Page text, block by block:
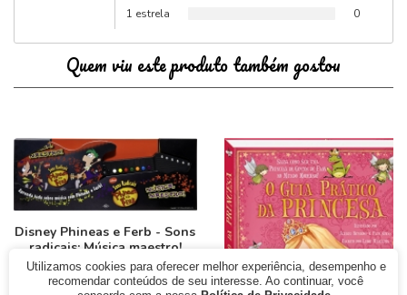
1 estrela
0
Quem viu este produto também gostou
Disney Phineas e Ferb - Sons
radicais: Música maestro!
R$ 59,90
Utilizamos cookies para oferecer melhor experiência, desempenho e
recomendar conteúdos de seu interesse. Ao continuar, você